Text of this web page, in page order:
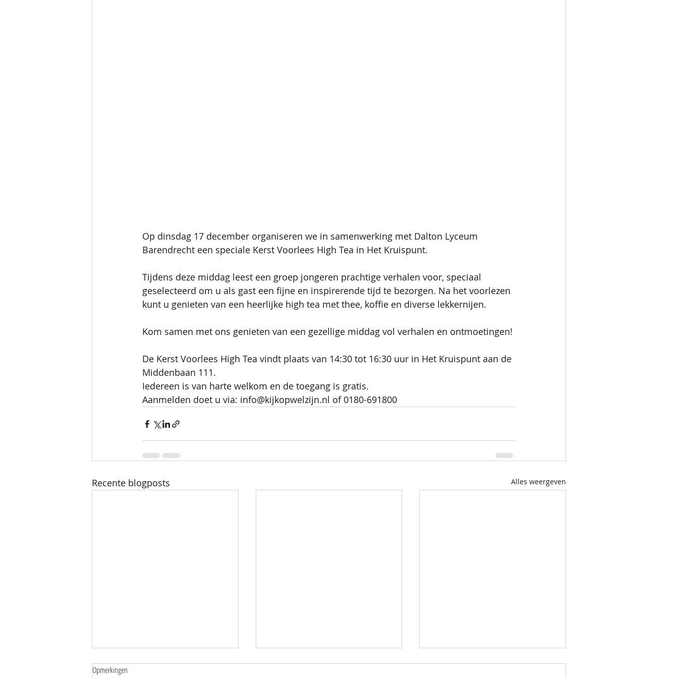
Op dinsdag 17 december organiseren we in samenwerking met Dalton Lyceum
Barendrecht een speciale Kerst Voorlees High Tea in Het Kruispunt.
Tijdens deze middag leest een groep jongeren prachtige verhalen voor, speciaal
geselecteerd om u als gast een fijne en inspirerende tijd te bezorgen. Na het voorlezen
kunt u genieten van een heerlijke high tea met thee, koffie en diverse lekkernijen.
Kom samen met ons genieten van een gezellige middag vol verhalen en ontmoetingen!
De Kerst Voorlees High Tea vindt plaats van 14:30 tot 16:30 uur in Het Kruispunt aan de
Middenbaan 111.
Iedereen is van harte welkom en de toegang is gratis.
Aanmelden doet u via: info@kijkopwelzijn.nl of 0180-691800
Recente blogposts Alles weergeven
Opmerkingen